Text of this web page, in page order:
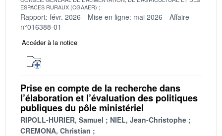
ESPACES RURAUX (CGAAER)
Rapport: févr. 2026 Mise en ligne: mai 2026
Affaire
n°016388-01
Accéder à la notice
Prise en compte de la recherche dans
l’élaboration et l’évaluation des politiques
publiques du pôle ministériel
RIPOLL-HURIER, Samuel
NIEL, Jean-Christophe
CREMONA, Christian